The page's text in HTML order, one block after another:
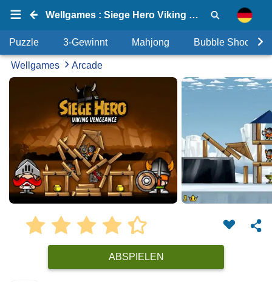
Wellgames : Siege Hero Viking Vengeance
Puzzle 3-Gewinnt Mahjong Bubble Shooter
Wellgames Arcade
ABSPIELEN